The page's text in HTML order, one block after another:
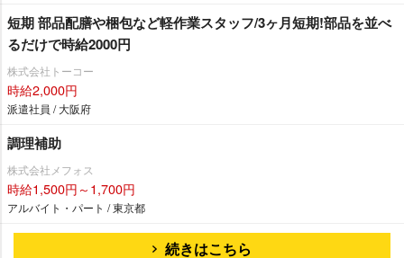
短期 部品配膳や梱包など軽作業スタッフ/3ヶ月短期!部品を並べ
るだけで時給2000円
株式会社トーコー
時給2,000円
派遣社員 / 大阪府
調理補助
株式会社メフォス
時給1,500円～1,700円
アルバイト・パート / 東京都
続きはこちら